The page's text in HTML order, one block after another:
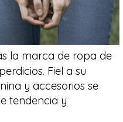
la marca de ropa de
Fiel a su
y accesorios se
tendencia y